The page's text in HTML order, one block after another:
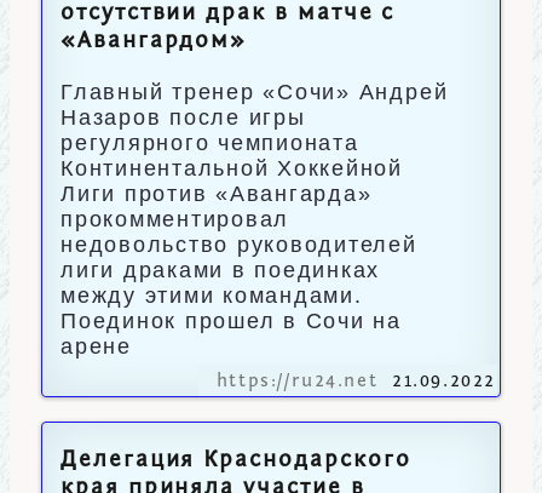
отсутствии драк в матче с
«Авангардом»
Главный тренер «Сочи» Андрей
Назаров после игры
регулярного чемпионата
Континентальной Хоккейной
Лиги против «Авангарда»
прокомментировал
недовольство руководителей
лиги драками в поединках
между этими командами.
Поединок прошел в Сочи на
арене
https://ru24.net 21.09.2022
Делегация Краснодарского
края приняла участие в